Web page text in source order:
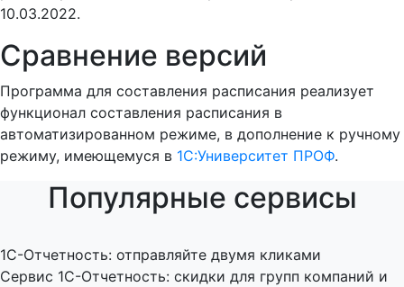
10.03.2022.
Сравнение версий
Программа для составления расписания реализует
функционал составления расписания в
автоматизированном режиме, в дополнение к ручному
режиму, имеющемуся в 1С:Университет ПРОФ.
Популярные сервисы
1C-Отчетность: отправляйте двумя кликами
Сервис 1С-Отчетность: скидки для групп компаний и